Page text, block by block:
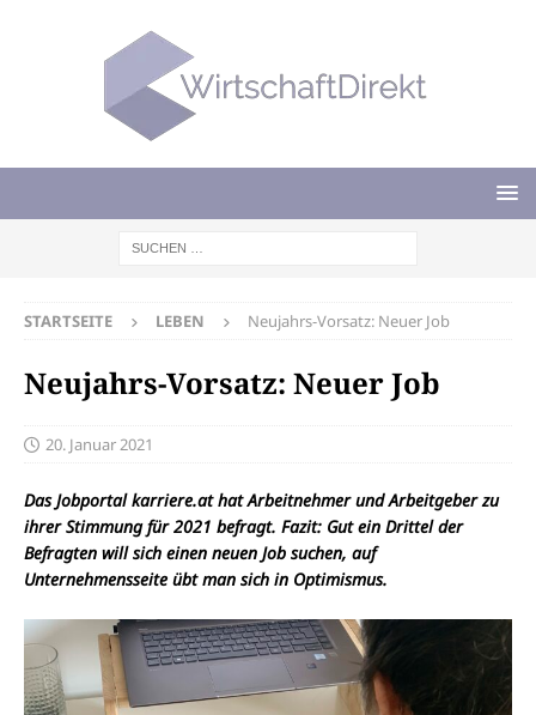
STARTSEITE LEBEN Neujahrs-Vorsatz: Neuer Job
Neujahrs-Vorsatz: Neuer Job
20. Januar 2021
Das Jobportal karriere.at hat Arbeitnehmer und Arbeitgeber zu
ihrer Stimmung für 2021 befragt. Fazit: Gut ein Drittel der
Befragten will sich einen neuen Job suchen, auf
Unternehmensseite übt man sich in Optimismus.